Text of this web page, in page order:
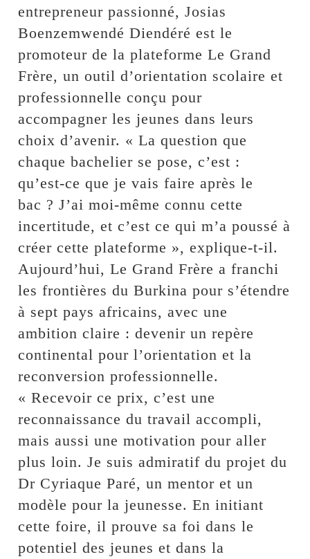
entrepreneur passionné, Josias
Boenzemwendé Diendéré est le
promoteur de la plateforme Le Grand
Frère, un outil d’orientation scolaire et
professionnelle conçu pour
accompagner les jeunes dans leurs
choix d’avenir. « La question que
chaque bachelier se pose, c’est :
qu’est-ce que je vais faire après le
bac ? J’ai moi-même connu cette
incertitude, et c’est ce qui m’a poussé à
créer cette plateforme », explique-t-il.
Aujourd’hui, Le Grand Frère a franchi
les frontières du Burkina pour s’étendre
à sept pays africains, avec une
ambition claire : devenir un repère
continental pour l’orientation et la
reconversion professionnelle.
« Recevoir ce prix, c’est une
reconnaissance du travail accompli,
mais aussi une motivation pour aller
plus loin. Je suis admiratif du projet du
Dr Cyriaque Paré, un mentor et un
modèle pour la jeunesse. En initiant
cette foire, il prouve sa foi dans le
potentiel des jeunes et dans la